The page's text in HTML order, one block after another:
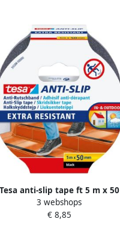
Tesa anti-slip tape ft 5 m x 50
mm zwart
3 webshops
€ 8,85